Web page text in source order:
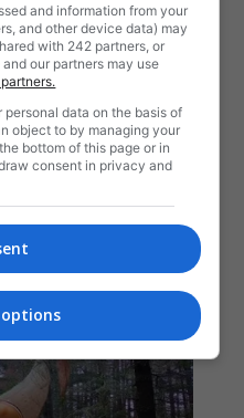
and information from your
and other device data) may
with 242 partners, or
our partners may use
data on the basis of
object to by managing your
bottom of this page or in
consent in privacy and